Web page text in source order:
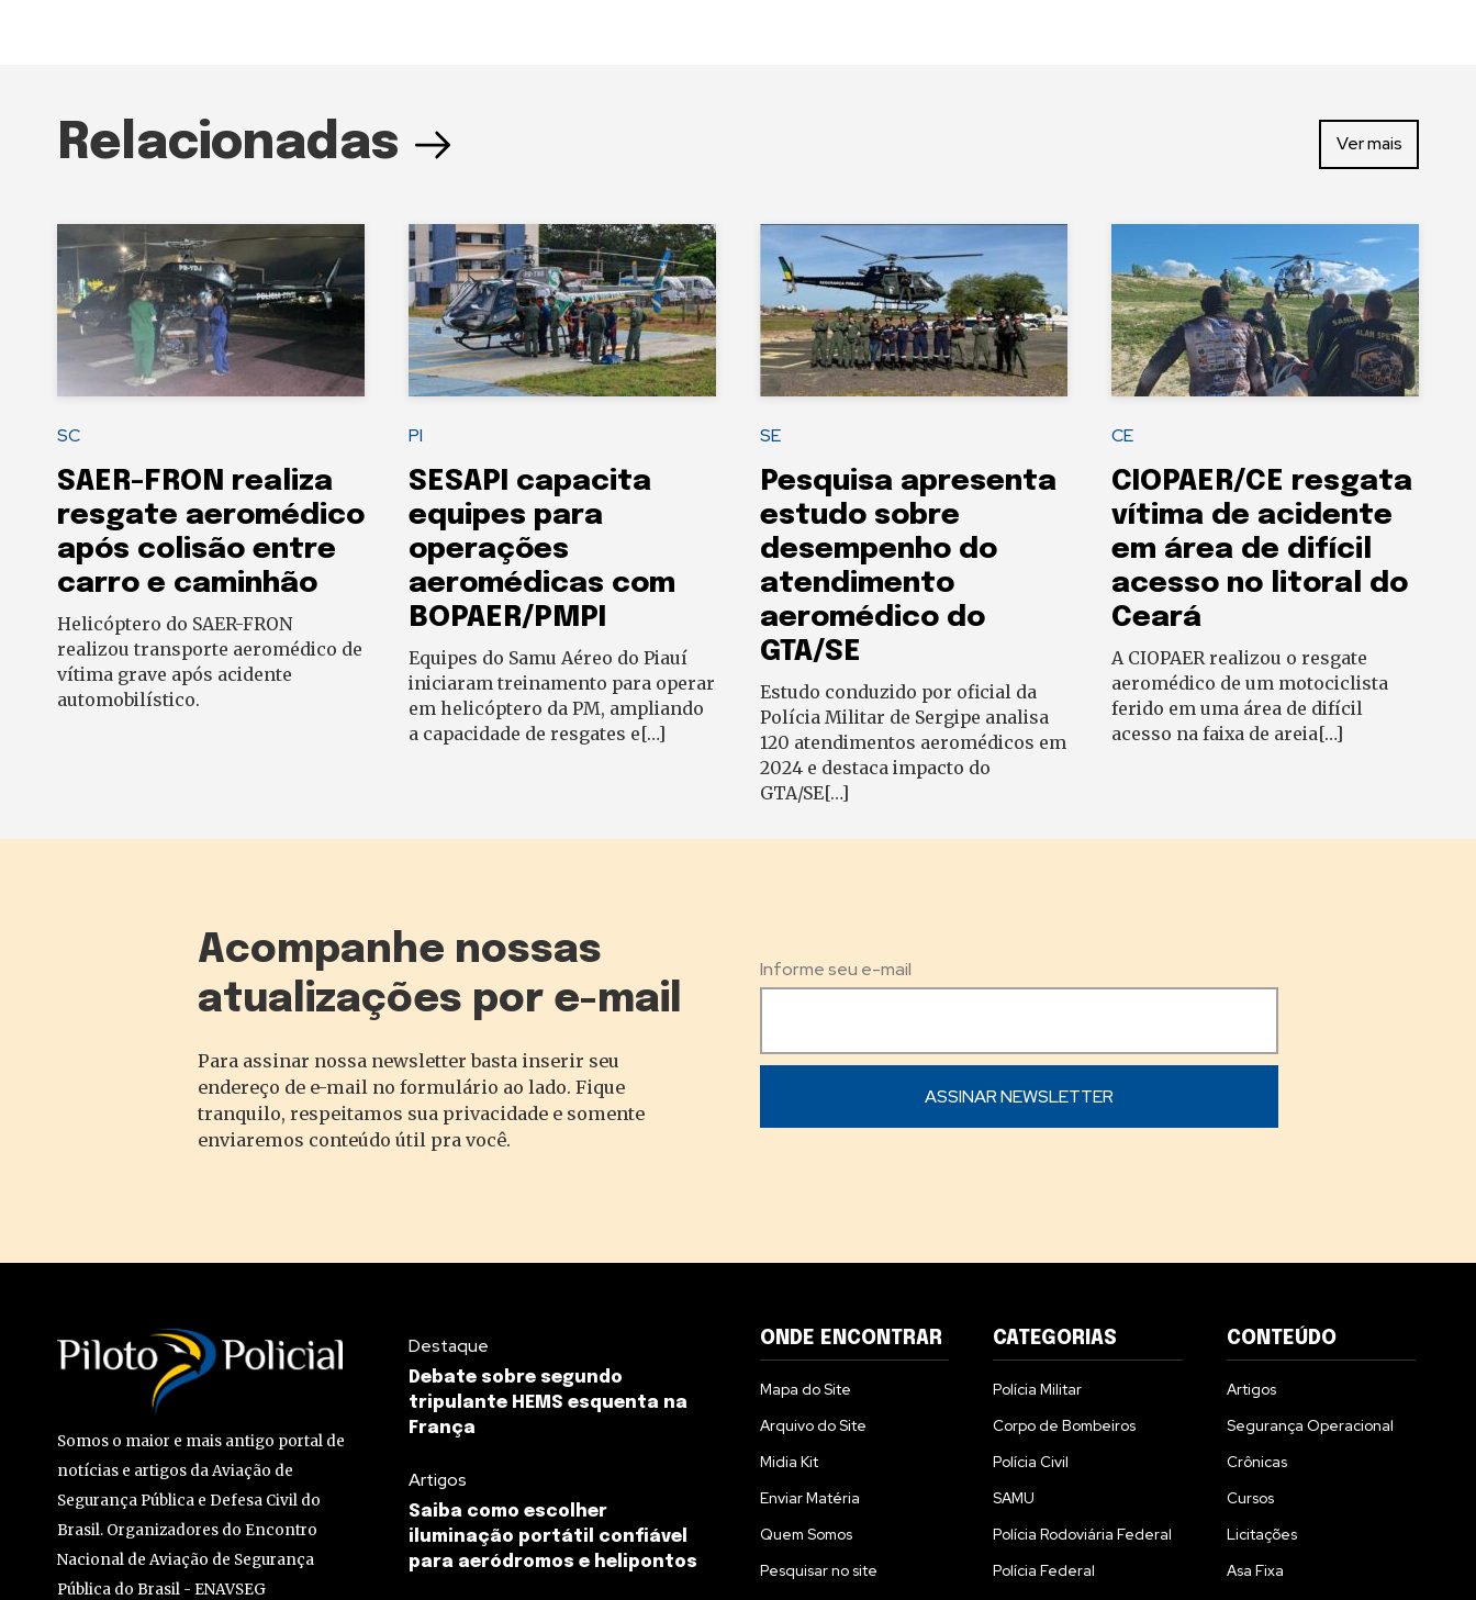
Relacionadas Ver mais
SC
SAER-FRON realiza
resgate aeromédico
após colisão entre
carro e caminhão
Helicóptero do SAER-FRON
realizou transporte aeromédico de
vítima grave após acidente
automobilístico.
PI
SESAPI capacita
equipes para
operações
aeromédicas com
BOPAER/PMPI
Equipes do Samu Aéreo do Piauí
iniciaram treinamento para operar
em helicóptero da PM, ampliando
a capacidade de resgates e[…]
SE
Pesquisa apresenta
estudo sobre
desempenho do
atendimento
aeromédico do
GTA/SE
Estudo conduzido por oficial da
Polícia Militar de Sergipe analisa
120 atendimentos aeromédicos em
2024 e destaca impacto do
GTA/SE[…]
CE
CIOPAER/CE resgata
vítima de acidente
em área de difícil
acesso no litoral do
Ceará
A CIOPAER realizou o resgate
aeromédico de um motociclista
ferido em uma área de difícil
acesso na faixa de areia[…]
Acompanhe nossas
atualizações por e-mail
Para assinar nossa newsletter basta inserir seu
endereço de e-mail no formulário ao lado. Fique
tranquilo, respeitamos sua privacidade e somente
enviaremos conteúdo útil pra você.
Informe seu e-mail
Somos o maior e mais antigo portal de
notícias e artigos da Aviação de
Segurança Pública e Defesa Civil do
Brasil. Organizadores do Encontro
Nacional de Aviação de Segurança
Pública do Brasil - ENAVSEG
Destaque
Debate sobre segundo
tripulante HEMS esquenta na
França
Artigos
Saiba como escolher
iluminação portátil confiável
para aeródromos e helipontos
ONDE ENCONTRAR
Mapa do Site
Arquivo do Site
Midia Kit
Enviar Matéria
Quem Somos
Pesquisar no site
CATEGORIAS
Polícia Militar
Corpo de Bombeiros
Polícia Civil
SAMU
Polícia Rodoviária Federal
Polícia Federal
CONTEÚDO
Artigos
Segurança Operacional
Crônicas
Cursos
Licitações
Asa Fixa